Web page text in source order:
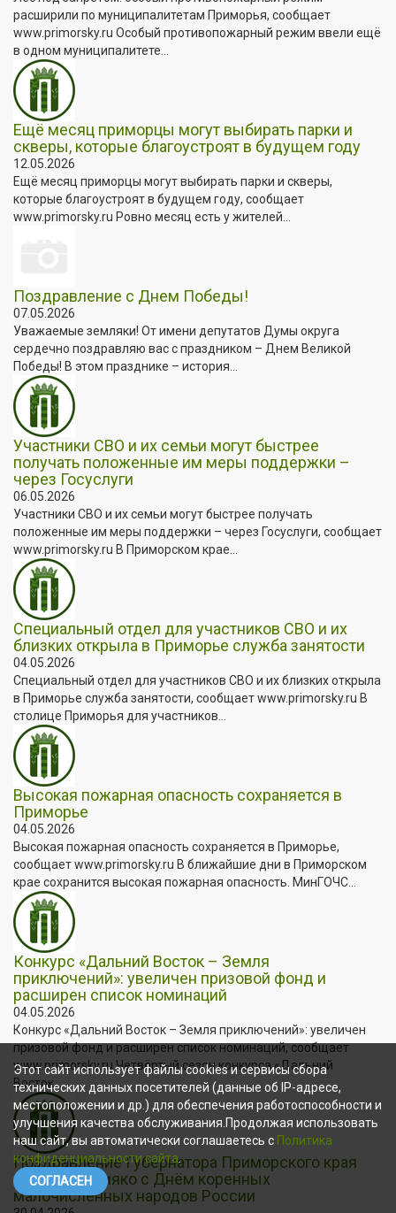
расширили по муниципалитетам Приморья, сообщает
www.primorsky.ru Особый противопожарный режим ввели ещё
в одном муниципалитете...
Ещё месяц приморцы могут выбирать парки и
скверы, которые благоустроят в будущем году
12.05.2026
Ещё месяц приморцы могут выбирать парки и скверы,
которые благоустроят в будущем году, сообщает
www.primorsky.ru Ровно месяц есть у жителей...
Поздравление с Днем Победы!
07.05.2026
Уважаемые земляки! От имени депутатов Думы округа
сердечно поздравляю вас с праздником – Днем Великой
Победы! В этом празднике – история...
Участники СВО и их семьи могут быстрее
получать положенные им меры поддержки –
через Госуслуги
06.05.2026
Участники СВО и их семьи могут быстрее получать
положенные им меры поддержки – через Госуслуги, сообщает
www.primorsky.ru В Приморском крае...
Специальный отдел для участников СВО и их
близких открыла в Приморье служба занятости
04.05.2026
Специальный отдел для участников СВО и их близких открыла
в Приморье служба занятости, сообщает www.primorsky.ru В
столице Приморья для участников...
Высокая пожарная опасность сохраняется в
Приморье
04.05.2026
Высокая пожарная опасность сохраняется в Приморье,
сообщает www.primorsky.ru В ближайшие дни в Приморском
крае сохранится высокая пожарная опасность. МинГОЧС...
Конкурс «Дальний Восток – Земля
приключений»: увеличен призовой фонд и
расширен список номинаций
04.05.2026
Конкурс «Дальний Восток – Земля приключений»: увеличен
призовой фонд и расширен список номинаций, сообщает
www.primorsky.ru Четвёртый сезон конкурса «Дальний
Восток...
Поздравление Губернатора Приморского края
Олега Кожемяко с Днём коренных
малочисленных народов России
Этот сайт использует файлы cookies и сервисы сбора
технических данных посетителей (данные об IP-адресе,
местоположении и др.) для обеспечения работоспособности и
улучшения качества обслуживания.Продолжая использовать
наш сайт, вы автоматически соглашаетесь с Политика
конфиденциальности сайта.
СОГЛАСЕН